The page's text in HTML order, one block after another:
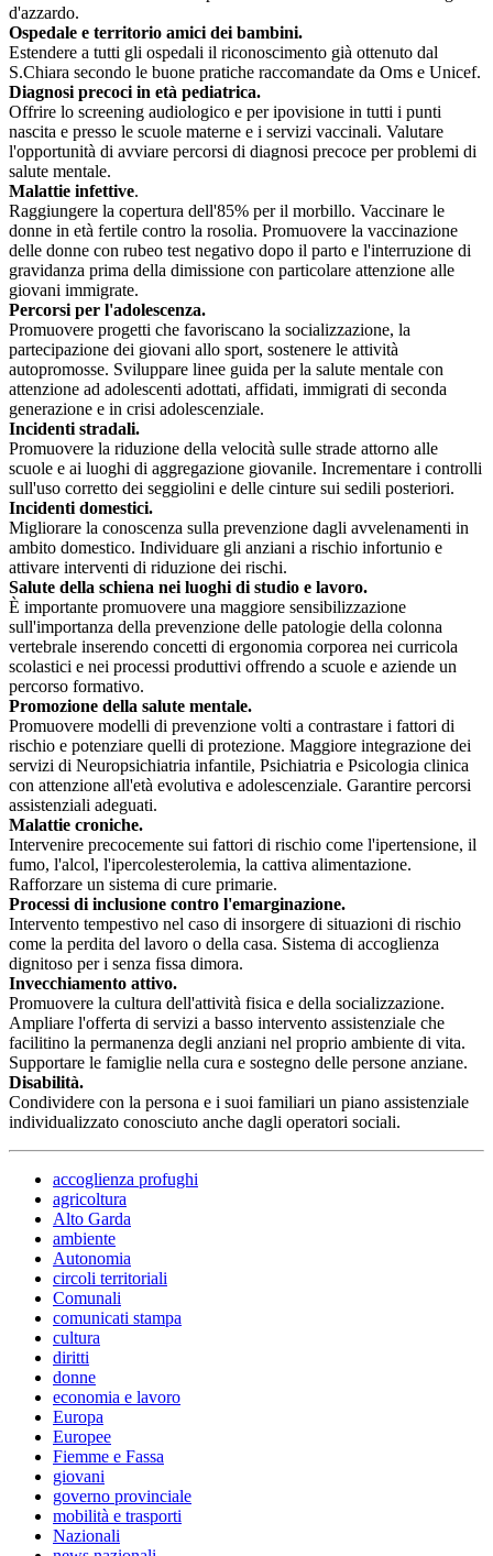
d'azzardo.
Ospedale e territorio amici dei bambini.
Estendere a tutti gli ospedali il riconoscimento già ottenuto dal
S.Chiara secondo le buone pratiche raccomandate da Oms e Unicef.
Diagnosi precoci in età pediatrica.
Offrire lo screening audiologico e per ipovisione in tutti i punti
nascita e presso le scuole materne e i servizi vaccinali. Valutare
l'opportunità di avviare percorsi di diagnosi precoce per problemi di
salute mentale.
Malattie infettive.
Raggiungere la copertura dell'85% per il morbillo. Vaccinare le
donne in età fertile contro la rosolia. Promuovere la vaccinazione
delle donne con rubeo test negativo dopo il parto e l'interruzione di
gravidanza prima della dimissione con particolare attenzione alle
giovani immigrate.
Percorsi per l'adolescenza.
Promuovere progetti che favoriscano la socializzazione, la
partecipazione dei giovani allo sport, sostenere le attività
autopromosse. Sviluppare linee guida per la salute mentale con
attenzione ad adolescenti adottati, affidati, immigrati di seconda
generazione e in crisi adolescenziale.
Incidenti stradali.
Promuovere la riduzione della velocità sulle strade attorno alle
scuole e ai luoghi di aggregazione giovanile. Incrementare i controlli
sull'uso corretto dei seggiolini e delle cinture sui sedili posteriori.
Incidenti domestici.
Migliorare la conoscenza sulla prevenzione dagli avvelenamenti in
ambito domestico. Individuare gli anziani a rischio infortunio e
attivare interventi di riduzione dei rischi.
Salute della schiena nei luoghi di studio e lavoro.
È importante promuovere una maggiore sensibilizzazione
sull'importanza della prevenzione delle patologie della colonna
vertebrale inserendo concetti di ergonomia corporea nei curricola
scolastici e nei processi produttivi offrendo a scuole e aziende un
percorso formativo.
Promozione della salute mentale.
Promuovere modelli di prevenzione volti a contrastare i fattori di
rischio e potenziare quelli di protezione. Maggiore integrazione dei
servizi di Neuropsichiatria infantile, Psichiatria e Psicologia clinica
con attenzione all'età evolutiva e adolescenziale. Garantire percorsi
assistenziali adeguati.
Malattie croniche.
Intervenire precocemente sui fattori di rischio come l'ipertensione, il
fumo, l'alcol, l'ipercolesterolemia, la cattiva alimentazione.
Rafforzare un sistema di cure primarie.
Processi di inclusione contro l'emarginazione.
Intervento tempestivo nel caso di insorgere di situazioni di rischio
come la perdita del lavoro o della casa. Sistema di accoglienza
dignitoso per i senza fissa dimora.
Invecchiamento attivo.
Promuovere la cultura dell'attività fisica e della socializzazione.
Ampliare l'offerta di servizi a basso intervento assistenziale che
facilitino la permanenza degli anziani nel proprio ambiente di vita.
Supportare le famiglie nella cura e sostegno delle persone anziane.
Disabilità.
Condividere con la persona e i suoi familiari un piano assistenziale
individualizzato conosciuto anche dagli operatori sociali.
accoglienza profughi
agricoltura
Alto Garda
ambiente
Autonomia
circoli territoriali
Comunali
comunicati stampa
cultura
diritti
donne
economia e lavoro
Europa
Europee
Fiemme e Fassa
giovani
governo provinciale
mobilità e trasporti
Nazionali